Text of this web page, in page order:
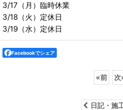
3/17（月）臨時休業
3/18（火）定休日
3/19（水）定休日
Facebookでシェア
«前 次
日記・施